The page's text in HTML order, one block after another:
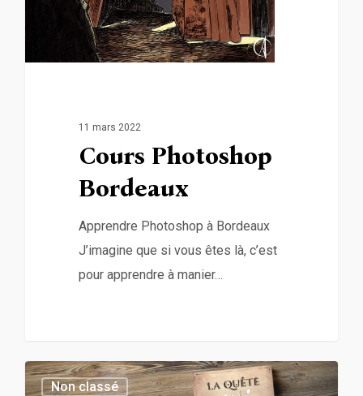
11 mars 2022
Cours Photoshop
Bordeaux
Apprendre Photoshop à Bordeaux
J’imagine que si vous êtes là, c’est
pour apprendre à manier…
Non classé 0